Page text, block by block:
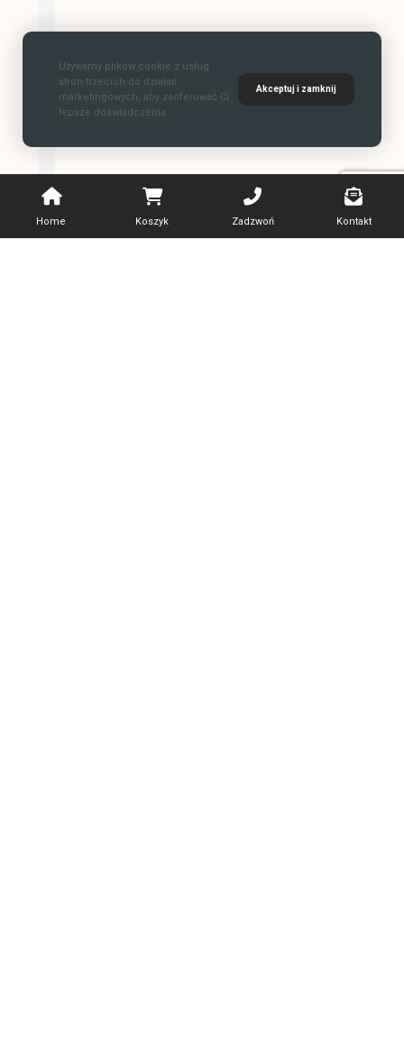
Home Koszyk Zadzwoń Kontakt
Używamy plików cookie z usług
stron trzecich do działań
marketingowych, aby zaoferować Ci
lepsze doświadczenia.
Akceptuj i zamknij